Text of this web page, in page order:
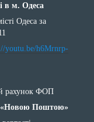
в м. Одеса
Одеса за
youtu.be/h6Mrnrp-
рахунок ФОП
«Новою Поштою»